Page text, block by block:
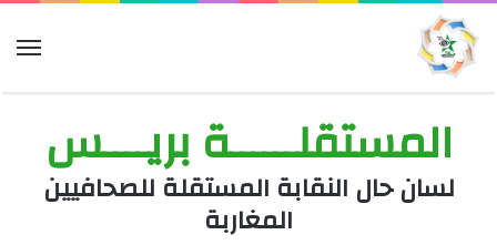
المستقلــــــة بريــــس
لسان حال النقابة المستقلة للصحافيين
المغاربة